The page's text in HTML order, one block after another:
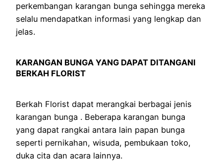
perkembangan karangan bunga sehingga mereka
selalu mendapatkan informasi yang lengkap dan
jelas.
KARANGAN BUNGA YANG DAPAT DITANGANI
BERKAH FLORIST
Berkah Florist dapat merangkai berbagai jenis
karangan bunga . Beberapa karangan bunga
yang dapat rangkai antara lain papan bunga
seperti pernikahan, wisuda, pembukaan toko,
duka cita dan acara lainnya.